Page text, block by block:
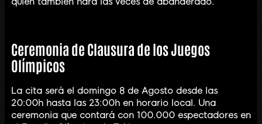
Ceremonia de Clausura de los Juegos
Olímpicos
La cita será el domingo 8 de Agosto desde las
20:00h hasta las 23:00h en horario local. Una
ceremonia que contará con 100.000 espectadores en